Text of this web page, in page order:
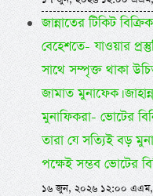
জান্নাতের টিকিট
বেহেশতে- যাওয়ার
সাথে সম্পৃক্ত থাকা
জামাত মুনাফেক।
মুনাফিকরা- ভোটের
তারা যে সত্যিই বড়
পক্ষেই সম্ভব ভোটের
১৬ জুন, ২০২৬ ১২:০০ এএম,